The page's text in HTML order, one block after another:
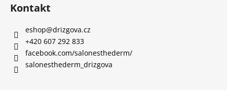
Kontakt
eshop@drizgova.cz
+420 607 292 833
facebook.com/salonesthederm/
salonesthederm_drizgova